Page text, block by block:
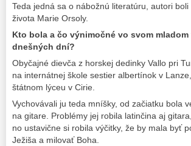
Teda jedná sa o nábožnú literatúru, autori
života Marie Orsoly.
Kto bola a čo výnimočné vo svom
dnešných dní?
Obyčajné dievča z horskej dedinky Vallo pri
na internátnej škole sestier albertínok v
štátnom lýceu v Cirie.
Vychovávali ju teda mníšky, od začiatku bola
na gitare. Problémy jej robila latinčina aj
no ustavične si robila výčitky, že by mala byť
Ježiša a milovať Boha.